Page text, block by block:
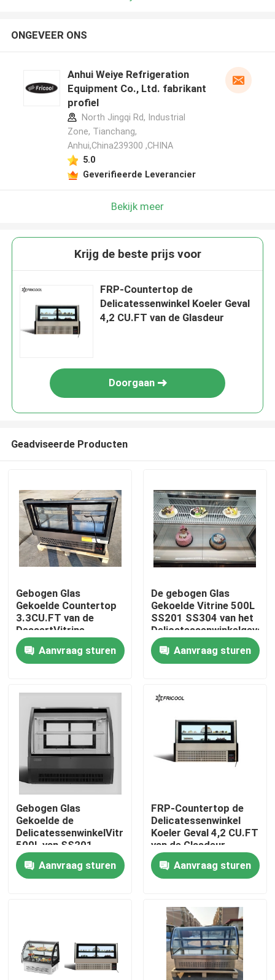
Thuis
Producten
Fabrieksreis
Kwaliteitscontrole
Contacteer ons
Alle Gevallen
Gekoeld Delicatessenwinkelgeval
Merchandisers van de glasdeur
ONGEVEER ONS
Anhui Weiye Refrigeration
Equipment Co., Ltd. fabrikant
profiel
North Jingqi Rd, Industrial
Zone, Tianchang,
Anhui,China239300 ,CHINA
5.0
Geverifieerde Leverancier
Bekijk meer
Krijg de beste prijs voor
FRP-Countertop de
Delicatessenwinkel Koeler Geval
4,2 CU.FT van de Glasdeur
Doorgaan
Geadviseerde Producten
Gebogen Glas
Gekoelde Countertop
3.3CU.FT van de
DessertVitrine
Aanvraag sturen
De gebogen Glas
Gekoelde Vitrine 500L
SS201 SS304 van het
Delicatessenwinkelgeval
Aanvraag sturen
Gebogen Glas
Gekoelde de
DelicatessenwinkelVitrine
500L van SS201
SS304
Aanvraag sturen
FRP-Countertop de
Delicatessenwinkel
Koeler Geval 4,2 CU.FT
van de Glasdeur
Aanvraag sturen